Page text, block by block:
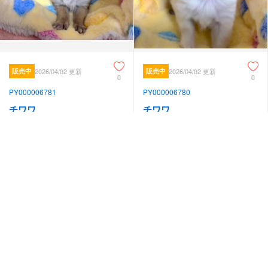
販売中 2026/04/02 更新
0
PY000006781
チワワ
販売中 2026/04/02 更新
0
PY000006780
チワワ